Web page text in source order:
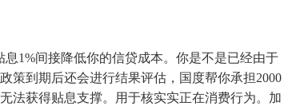
1%间接降低你的信贷成本。你是不是已经由于
策到期后还会进行结果评估，国度帮你承担2000
法获得贴息支撑。用于核实实正在消费行为。加